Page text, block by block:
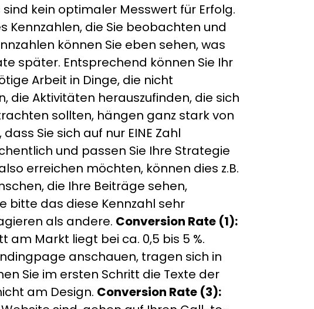
kein optimaler Messwert für Erfolg.
Kennzahlen, die Sie beobachten und
können Sie eben sehen, was
später. Entsprechend können Sie Ihr
Arbeit in Dinge, die nicht
die Aktivitäten herauszufinden, die sich
sollten, hängen ganz stark von
Sie sich auf nur EINE Zahl
und passen Sie Ihre Strategie
erreichen möchten, können dies z.B.
die Ihre Beiträge sehen,
bitte das diese Kennzahl sehr
als andere. Conversion Rate (1):
am Markt liegt bei ca. 0,5 bis 5 %.
anschauen, tragen sich in
Sie im ersten Schritt die Texte der
am Design. Conversion Rate (3):